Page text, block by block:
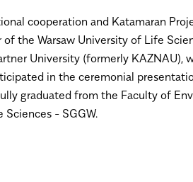
cooperation and Katamaran
of the Warsaw University of Life
University (formerly KAZNAU),
in the ceremonial
graduated from the Faculty of
- SGGW.